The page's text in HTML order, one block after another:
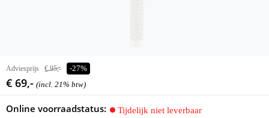
Adviesprijs € 95,- -27%
€ 69,- (incl. 21% btw)
Online voorraadstatus: Tijdelijk niet leverbaar